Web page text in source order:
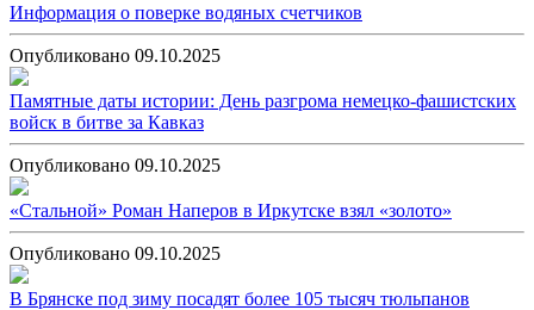
Информация о поверке водяных счетчиков
Опубликовано 09.10.2025
Памятные даты истории: День разгрома немецко-фашистских
войск в битве за Кавказ
Опубликовано 09.10.2025
«Стальной» Роман Наперов в Иркутске взял «золото»
Опубликовано 09.10.2025
В Брянске под зиму посадят более 105 тысяч тюльпанов